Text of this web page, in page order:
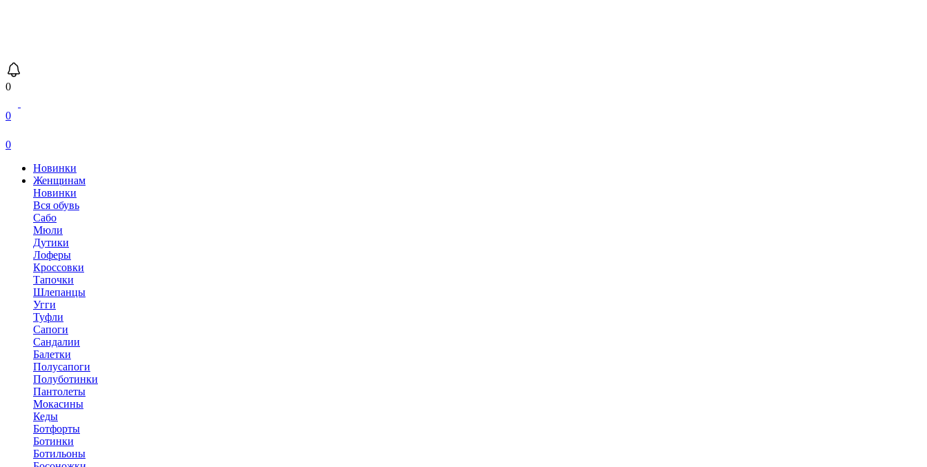
0
0
0
Новинки
Женщинам
Новинки
Вся обувь
Сабо
Мюли
Дутики
Лоферы
Кроссовки
Тапочки
Шлепанцы
Угги
Туфли
Сапоги
Сандалии
Балетки
Полусапоги
Полуботинки
Пантолеты
Мокасины
Кеды
Ботфорты
Ботинки
Ботильоны